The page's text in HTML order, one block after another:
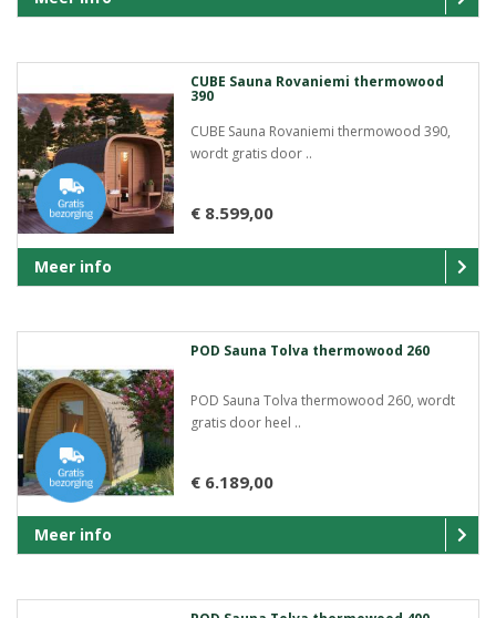
CUBE Sauna Rovaniemi thermowood
390
CUBE Sauna Rovaniemi thermowood 390,
wordt gratis door ..
€ 8.599,00
Meer info
POD Sauna Tolva thermowood 260
POD Sauna Tolva thermowood 260, wordt
gratis door heel ..
€ 6.189,00
Meer info